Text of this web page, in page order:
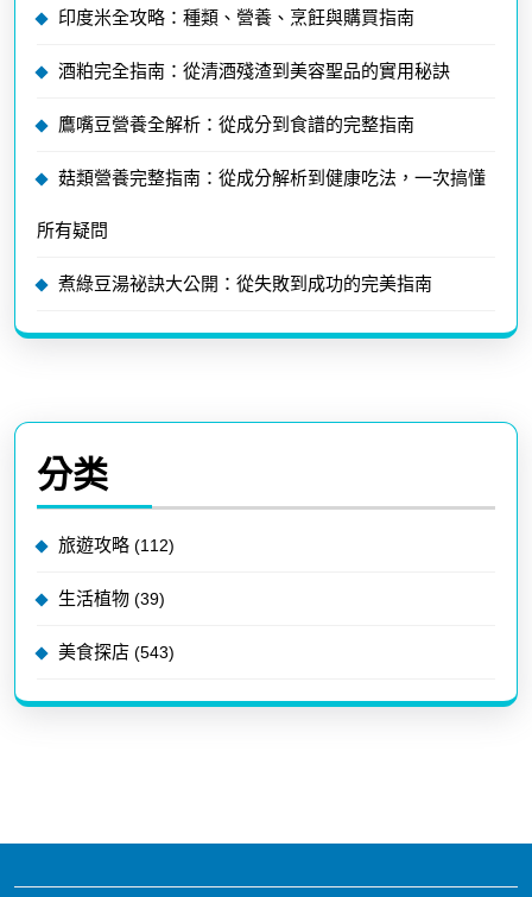
印度米全攻略：種類、營養、烹飪與購買指南
酒粕完全指南：從清酒殘渣到美容聖品的實用秘訣
鷹嘴豆營養全解析：從成分到食譜的完整指南
菇類營養完整指南：從成分解析到健康吃法，一次搞懂
所有疑問
煮綠豆湯祕訣大公開：從失敗到成功的完美指南
分类
旅遊攻略 (112)
生活植物 (39)
美食探店 (543)